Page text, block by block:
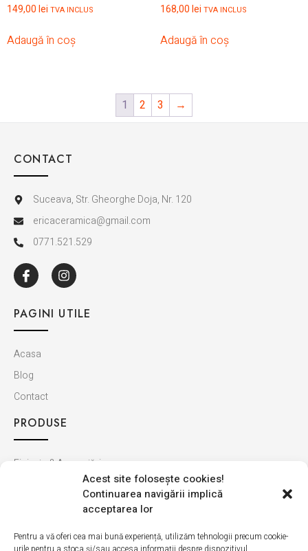
Acest site foloseşte cookies!
Continuarea navigării implică
acceptarea lor
Pentru a vă oferi cea mai bună experiență, utilizăm tehnologii precum cookie-
149,00 lei TVA INCLUS
Adaugă în coș
168,00 lei TVA INCLUS
Adaugă în coș
1 2 3 →
CONTACT
Suceava, Str. Gheorghe Doja, Nr. 120
ericaceramica@gmail.com
0771.521.529
PAGINI UTILE
Acasa
Blog
Contact
PRODUSE
Finisaje & Amenajări
Baie & Bucătărie
Montaj & Materiale